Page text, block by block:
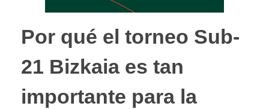
Por qué el torneo Sub-
21 Bizkaia es tan
importante para la